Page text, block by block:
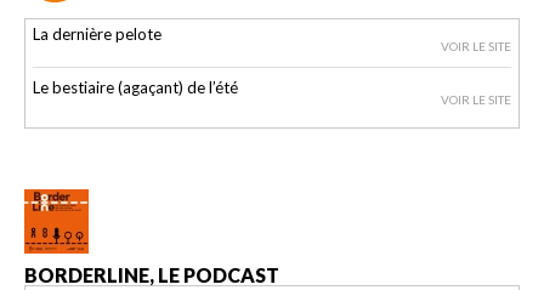
La dernière pelote
VOIR LE SITE
Le bestiaire (agaçant) de l’été
VOIR LE SITE
BORDERLINE, LE PODCAST